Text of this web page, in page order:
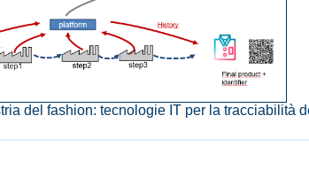
del fashion: tecnologie IT per la tracciabilità